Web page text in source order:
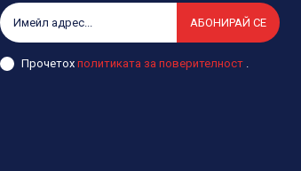
АБОНИРАЙ СЕ
Прочетохполитиката за поверителност